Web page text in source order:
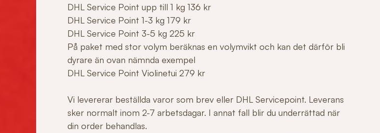
DHL Service Point upp till 1 kg 136 kr
DHL Service Point 1-3 kg 179 kr
DHL Service Point 3-5 kg 225 kr
På paket med stor volym beräknas en volymvikt och kan det därför bli
dyrare än ovan nämnda exempel
DHL Service Point Violinetui 279 kr
Vi levererar beställda varor som brev eller DHL Servicepoint. Leverans
sker normalt inom 2-7 arbetsdagar. I annat fall blir du underrättad när
din order behandlas.